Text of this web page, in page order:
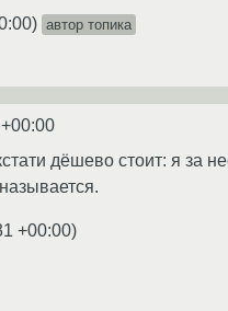
) автор топика
дёшево стоит: я за
+00:00)